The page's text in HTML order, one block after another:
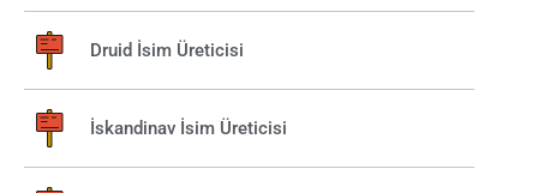
Druid İsim Üreticisi
İskandinav İsim Üreticisi